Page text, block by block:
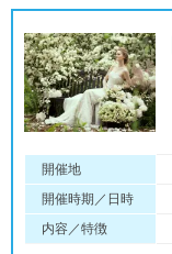
開催地
開催時期／日時
内容／特徴